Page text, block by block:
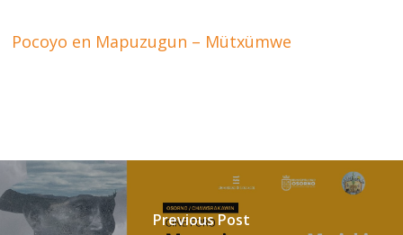
Pocoyo en Mapuzugun – Mütxümwe
Previous Post